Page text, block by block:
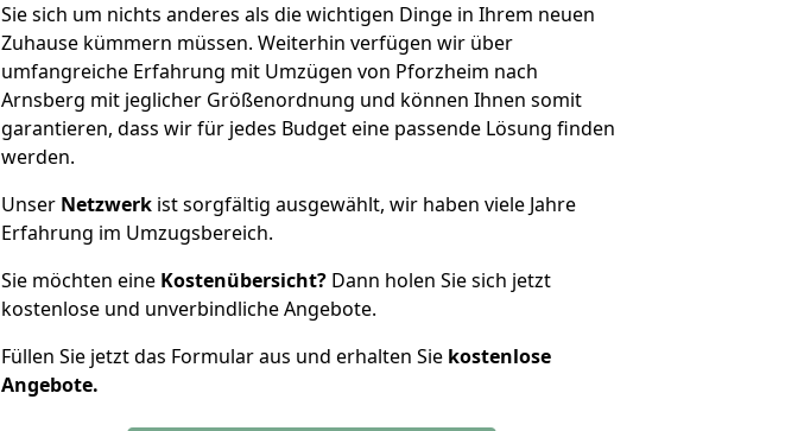
Sie sich um nichts anderes als die wichtigen Dinge in Ihrem neuen
Zuhause kümmern müssen. Weiterhin verfügen wir über
umfangreiche Erfahrung mit Umzügen von Pforzheim nach
Arnsberg mit jeglicher Größenordnung und können Ihnen somit
garantieren, dass wir für jedes Budget eine passende Lösung finden
werden.
Unser Netzwerk ist sorgfältig ausgewählt, wir haben viele Jahre
Erfahrung im Umzugsbereich.
Sie möchten eine Kostenübersicht? Dann holen Sie sich jetzt
kostenlose und unverbindliche Angebote.
Füllen Sie jetzt das Formular aus und erhalten Sie kostenlose
Angebote.